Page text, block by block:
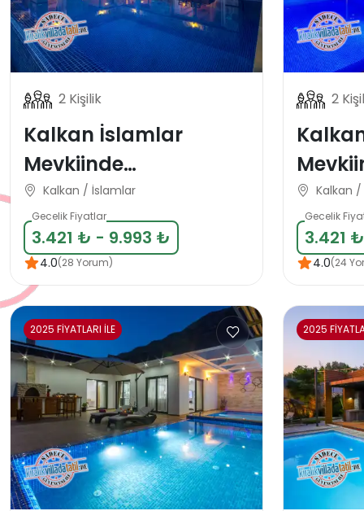
2 Kişilik
Kalkan İslamlar
Mevkiinde
Muhafazakar Balayı
Tatil Villası
Kalkan / İslamlar
Gecelik Fiyatlar
3.421 ₺ - 9.993 ₺
4.0(28 Yorum)
2
Tatil
Kalkan
Gecelik
3.421
4.0(24
2025 FİYATLARI İLE 2025